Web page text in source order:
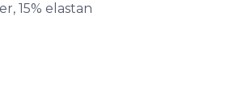
15% elastan